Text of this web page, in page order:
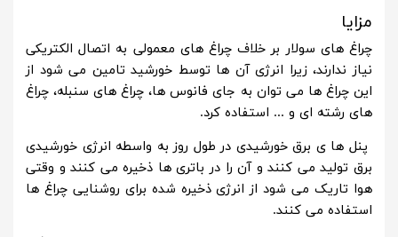
مزایا
چراغ های سولار بر خلاف چراغ های معمولی به اتصال الکتریکی
نیاز ندارند، زیرا انرژی آن ها توسط خورشید تامین می شود از
این چراغ ها می توان به جای فانوس ها، چراغ های سنبله، چراغ
های رشته ای و ... استفاده کرد.
پنل ها ی برق خورشیدی در طول روز به واسطه انرژی خورشیدی
برق تولید می کنند و آن را در باتری ها ذخیره می کنند و وقتی
هوا تاریک می شود از انرژی ذخیره شده برای روشنایی چراغ ها
استفاده می کنند.